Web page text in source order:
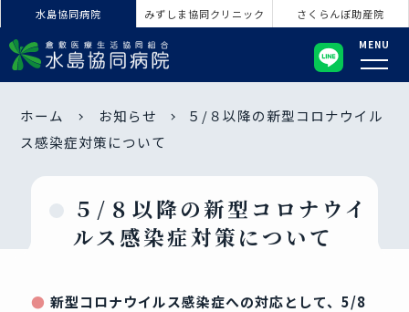
水島協同病院 みずしま協同クリニック さくらんぼ助産院
MENU
ホーム お知らせ
５/８以降の新型コロナウイル
ス感染症対策について
５/８以降の新型コロナウイ
ルス感染症対策について
新型コロナウイルス感染症への対応として、5/8